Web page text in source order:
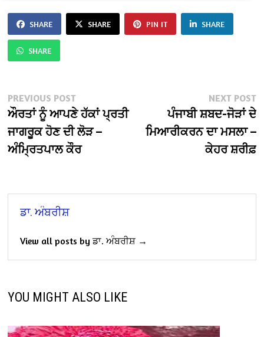
SHARE SHARE PIN IT SHARE
SHARE
Post
navigation
PREVIOUS POSTPrevious
post:
ਔਰਤਾਂ ਨੂੰ ਆਪਣੇ ਹੱਕਾਂ ਪ੍ਰਤੀ
ਜਾਗਰੂਕ ਹੋਣ ਦੀ ਲੋੜ –
ਅੰਮ੍ਰਿਤਪਾਲ ਕੌਰ
NEXT POST
ਪੰਜਾਬੀ ਸ਼ਬਦ-ਜੋੜਾਂ ਦੇ
ਮਿਆਰੀਕਰਨ ਦਾ ਮਸਲਾ –
ਕੇਹਰ ਸ਼ਰੀਫ਼
ਡਾ. ਅੰਬਰੀਸ਼
View all posts by ਡਾ. ਅੰਬਰੀਸ਼ →
YOU MIGHT ALSO LIKE